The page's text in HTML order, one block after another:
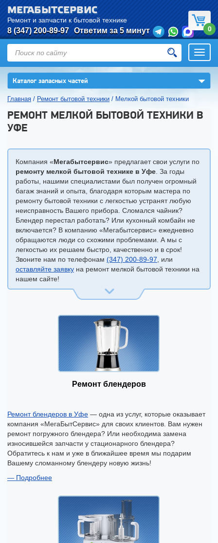
МЕГАБЫТСЕРВИС
Ремонт и запчасти к бытовой технике
8 (347) 200-89-97 Ответим за 5 минут 0
Каталог запасных частей ▼
Главная / Ремонт бытовой техники / Мелкой бытовой техники
РЕМОНТ МЕЛКОЙ БЫТОВОЙ ТЕХНИКИ В
УФЕ
Компания «Мегабытсервис» предлагает свои услуги по
ремонту мелкой бытовой технике в Уфе . За годы
работы, нашими специалистами был получен огромный
багаж знаний и опыта, благодаря которым мастера по
ремонту бытовой техники с легкостью устранят любую
неисправность Вашего прибора. Сломался чайник?
Блендер перестал работать? Или кухонный комбайн не
включается? В компанию «Мегабытсервис» ежедневно
обращаются люди со схожими проблемами. А мы с
легкостью их решаем быстро, качественно и в срок!
Звоните нам по телефонам (347) 200-89-97 , или
оставляйте заявку на ремонт мелкой бытовой техники на
нашем сайте!
Ремонт блендеров
Ремонт блендеров в Уфе — одна из услуг, которые оказывает
компания «МегаБытСервис» для своих клиентов. Вам нужен
ремонт погружного блендера? Или необходима замена
износившейся запчасти у стационарного блендера?
Обратитесь к нам и уже в ближайшее время мы подарим
Вашему сломанному блендеру новую жизнь!
Подробнее